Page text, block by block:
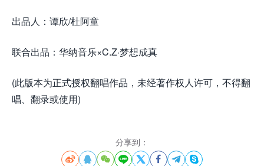
出品人：谭欣/杜阿童
联合出品：华纳音乐×C.Z·梦想成真
(此版本为正式授权翻唱作品，未经著作权人许可，不得翻
唱、翻录或使用)
分享到：
       